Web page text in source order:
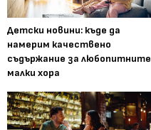
Детски новини: къде да
намерим качествено
съдържание за любопитните
малки хора